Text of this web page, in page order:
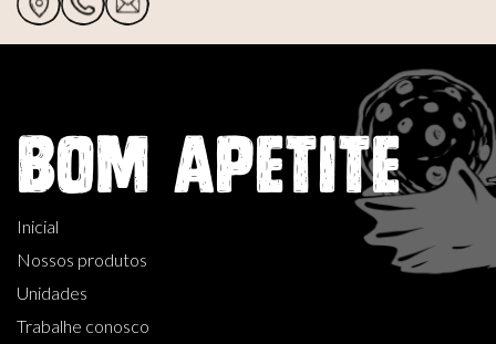
BOM APETITE
Inicial
Nossos produtos
Unidades
Trabalhe conosco